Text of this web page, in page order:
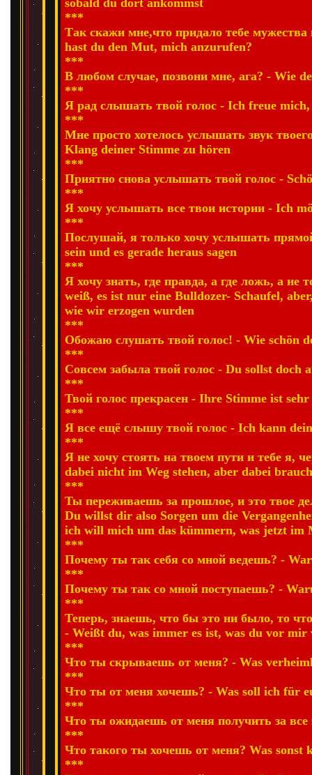
sobald du dort ankommst
***
Так скажи мне,что придало тебе
hast du den Mut, mich anzurufen?
***
В любом случае, позвони мне, ага? - Wie
***
Я рад слышать твой голос - Ich freue
***
Мне просто хотелось услышать звук
Klang deiner Stimme zu hören
***
Приятно снова услышать твой голос -
***
Я хочу услышать все твои истории - Ich
***
Послушай, я только хочу услышать
sein und es gerade heraus sagen
***
Я хочу знать, где правда, а где ложь, a
weiß, es ist nur eine Bulldozer- Schaufel,
wie wir erzogen wurden
***
Обожаю слушать твой голос! - Wie schön
***
Совсем забыла твой голос - Du sollst doch
***
Твой голос прекрасен - Ihre Stimme ist sehr
***
Я все ещё слышу твой голос - Ich kann
***
Я не хочу стоять на твоем пути и тебе я,
dabei nicht im Weg stehen, aber dabei
***
Ты переживаешь за прошлое, и это твое
Du willst dir also Sorgen um die
ich will mich um das kümmern, was jetzt im
***
Почему ты так себя со мной ведешь? -
***
Почему ты так со мной поступаешь? -
***
Теперь, знаешь, что бы это ни было, то
- Weißt du, was immer es ist, was du vor
***
Что ты скрываешь от меня? - Was
***
Что ты от меня хочешь? - Was soll ich für
***
Что ты ожидаешь от меня получить за
***
Что такого ты хочешь от меня? Was sonst
***